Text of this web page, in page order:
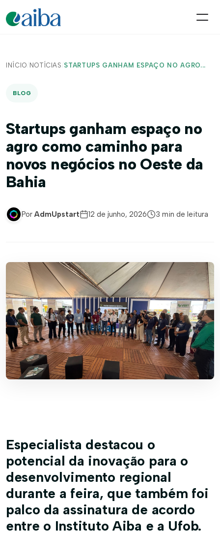
INÍCIO/ NOTÍCIAS /STARTUPS GANHAM ESPAÇO NO AGRO...
BLOG
Startups ganham espaço no
agro como caminho para
novos negócios no Oeste da
Bahia
Por AdmUpstart 12 de junho, 2026 3 min de leitura
Especialista destacou o
potencial da inovação para o
desenvolvimento regional
durante a feira, que também foi
palco da assinatura de acordo
entre o Instituto Aiba e a Ufob.